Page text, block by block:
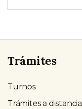
Trámites
Turnos
Trámites a distancia